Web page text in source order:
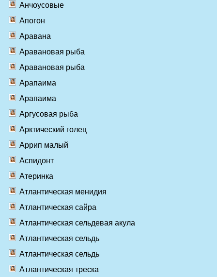
Анчоусовые
Апогон
Аравана
Аравановая рыба
Аравановая рыба
Арапаима
Арапаима
Аргусовая рыба
Арктический голец
Аррип малый
Аспидонт
Атеринка
Атлантическая менидия
Атлантическая сайра
Атлантическая сельдевая акула
Атлантическая сельдь
Атлантическая сельдь
Атлантическая треска